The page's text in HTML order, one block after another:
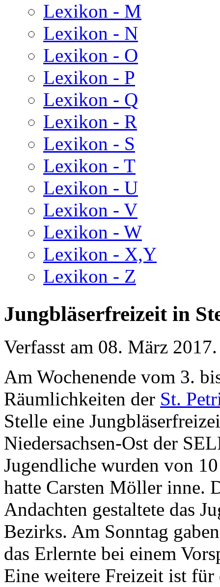
Lexikon - M
Lexikon - N
Lexikon - O
Lexikon - P
Lexikon - Q
Lexikon - R
Lexikon - S
Lexikon - T
Lexikon - U
Lexikon - V
Lexikon - W
Lexikon - X,Y
Lexikon - Z
Jungbläserfreizeit in
Verfasst am 08. März 2017.
Am Wochenende vom 3.
Räumlichkeiten der St.
Stelle eine
Niedersachsen-Ost der
Jugendliche wurden von
hatte Carsten Möller inne.
Andachten gestaltete das
Bezirks. Am Sonntag
das Erlernte bei einem
Eine weitere Freizeit ist für